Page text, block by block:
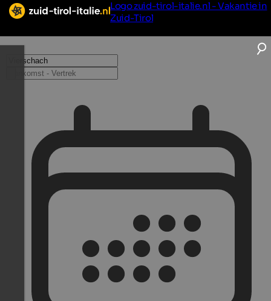
Logo zuid-tirol-italie.nl - Vakantie in
Zuid-Tirol